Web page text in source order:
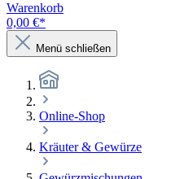
Warenkorb
0,00 €*
Menü schließen
Online-Shop
Kräuter & Gewürze